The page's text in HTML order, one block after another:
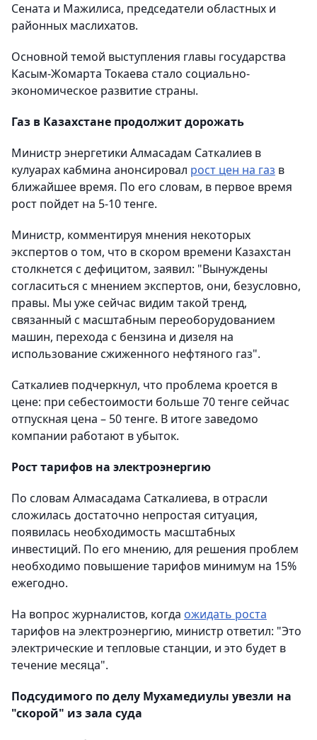
Сената и Мажилиса, председатели областных и
районных маслихатов.
Основной темой выступления главы государства
Касым-Жомарта Токаева стало социально-
экономическое развитие страны.
Газ в Казахстане продолжит дорожать
Министр энергетики Алмасадам Саткалиев в
кулуарах кабмина анонсировал рост цен на газ в
ближайшее время. По его словам, в первое время
рост пойдет на 5-10 тенге.
Министр, комментируя мнения некоторых
экспертов о том, что в скором времени Казахстан
столкнется с дефицитом, заявил: "Вынуждены
согласиться с мнением экспертов, они, безусловно,
правы. Мы уже сейчас видим такой тренд,
связанный с масштабным переоборудованием
машин, перехода с бензина и дизеля на
использование сжиженного нефтяного газ".
Саткалиев подчеркнул, что проблема кроется в
цене: при себестоимости больше 70 тенге сейчас
отпускная цена – 50 тенге. В итоге заведомо
компании работают в убыток.
Рост тарифов на электроэнергию
По словам Алмасадама Саткалиева, в отрасли
сложилась достаточно непростая ситуация,
появилась необходимость масштабных
инвестиций. По его мнению, для решения проблем
необходимо повышение тарифов минимум на 15%
ежегодно.
На вопрос журналистов, когда ожидать роста
тарифов на электроэнергию, министр ответил: "Это
электрические и тепловые станции, и это будет в
течение месяца".
Подсудимого по делу Мухамедиулы увезли на
"скорой" из зала суда